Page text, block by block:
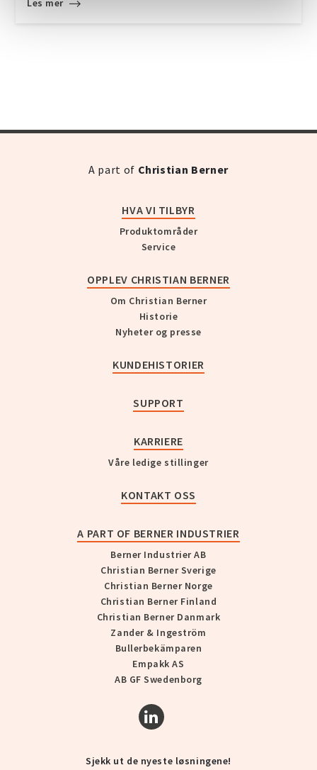
Les mer
A part of Christian Berner
HVA VI TILBYR
Produktområder
Service
OPPLEV CHRISTIAN BERNER
Om Christian Berner
Historie
Nyheter og presse
KUNDEHISTORIER
SUPPORT
KARRIERE
Våre ledige stillinger
KONTAKT OSS
A PART OF BERNER INDUSTRIER
Berner Industrier AB
Christian Berner Sverige
Christian Berner Norge
Christian Berner Finland
Christian Berner Danmark
Zander & Ingeström
Bullerbekämparen
Empakk AS
AB GF Swedenborg
Sjekk ut de nyeste løsningene!